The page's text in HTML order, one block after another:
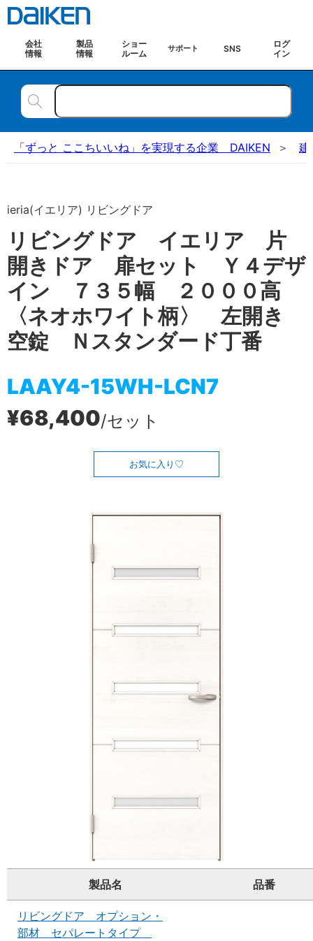
会社
情報
製品
情報
ショー
ルーム
サポート SNS
ログ
イン
「ずっと ここちいいね」を実現する企業 DAIKEN 建
ieria(イエリア) リビングドア
リビングドア イエリア 片
開きドア 扉セット Ｙ４デザ
イン ７３５幅 ２０００高
〈ネオホワイト柄〉 左開き
空錠 Ｎスタンダード丁番
LAAY4-15WH-LCN7
¥68,400/セット
お気に入り
製品名 品番
リビングドア オプション・
部材 セパレートタイプ